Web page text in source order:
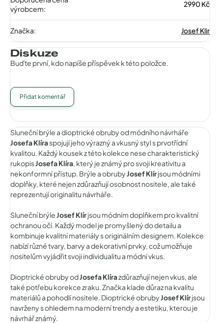
výrobcem:
2990 Kč
Značka: Josef Klir
Diskuze
Buďte první, kdo napíše příspěvek k této položce.
Přidat komentář
Sluneční brýle a dioptrické obruby od módního návrháře
Josefa Klíraspojují jeho výrazný a vkusný styl s prvotřídní
kvalitou. Každý kousek z této kolekce nese charakteristický
rukopisJosefa Klíra, který je známý pro svoji kreativitu a
nekonformní přístup. Brýle a obrubyJosef Klírjsou módními
doplňky, které nejen zdůrazňují osobnost nositele, ale také
reprezentují originalitu návrháře.
Sluneční brýleJosef Klírjsou módním doplňkem pro kvalitní
ochranou očí. Každý model je promyšlený do detailu a
kombinuje kvalitní materiály s originálním designem. Kolekce
nabízí různé tvary, barvy a dekorativní prvky, což umožňuje
nositelům vyjádřit svoji individualitu a módní vkus.
Dioptrické obruby odJosefa Klírazdůrazňují nejen vkus, ale
také potřebu korekce zraku. Značka klade důraz na kvalitu
materiálů a pohodlí nositele. Dioptrické obrubyJosef Klírjsou
navrženy s ohledem na moderní trendy a estetiku, kterou je
návrhář známý.